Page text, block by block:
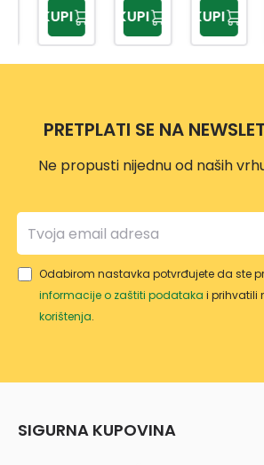
25L
TP22
34
KUPI
ĆE
24L
KUPI
I
OTP
AD
KUPI
PRETPLATI SE NA
Ne propusti nijednu od naših
Odabirom nastavka potvrđujete da ste
informacije o zaštiti podataka i prihvatili
korištenja.
SIGURNA KUPOVINA